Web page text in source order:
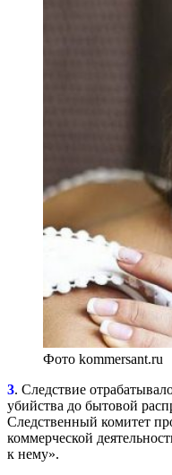
Фото kommersant.ru
3. Следствие
убийства до бытовой
Следственный комитет
коммерческой
к нему».